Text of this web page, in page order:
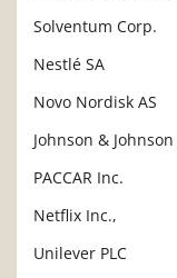
Solventum Corp.
Nestlé SA
Novo Nordisk AS
Johnson & Johnson
PACCAR Inc.
Netflix Inc.,
Unilever PLC